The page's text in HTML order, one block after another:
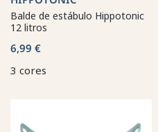
Balde de estábulo Hippotonic
12 litros
6,99 €
3 cores